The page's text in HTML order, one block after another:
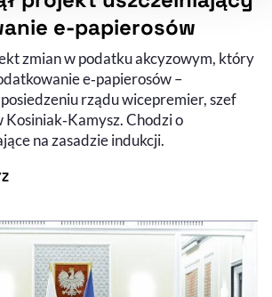
e-papierosów
zmian w podatku akcyzowym, który
e‑papierosów –
rządu wicepremier, szef
Kosiniak‑Kamysz. Chodzi o
na zasadzie indukcji.
PROFIL